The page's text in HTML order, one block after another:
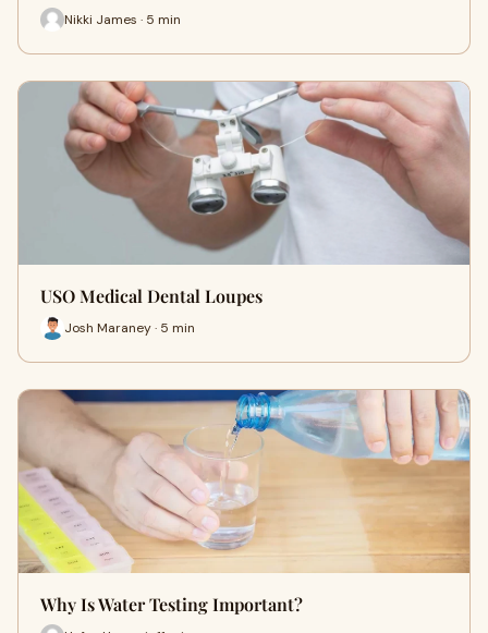
Nikki James · 5 min
USO Medical Dental Loupes
Josh Maraney · 5 min
Why Is Water Testing Important?